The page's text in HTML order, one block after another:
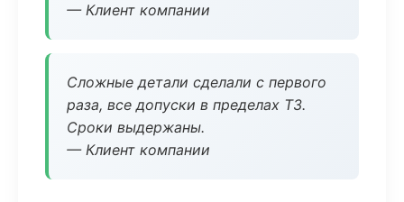
— Клиент компании
Сложные детали сделали с первого
раза, все допуски в пределах ТЗ.
Сроки выдержаны.
— Клиент компании